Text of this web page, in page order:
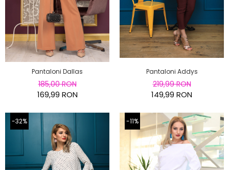
Pantaloni Dallas
185,00 RON
169,99 RON
Pantaloni Addys
219,99 RON
149,99 RON
-32% -11%